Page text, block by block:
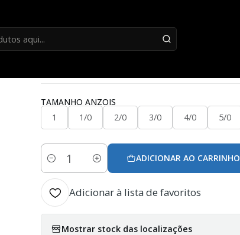
|
TAMANHO ANZOIS
1
1/0 2/0 3/0 4/0 5/0
Quantidade
ADICIONAR AO CARRINHO
Adicionar à lista de favoritos
Mostrar stock das localizações